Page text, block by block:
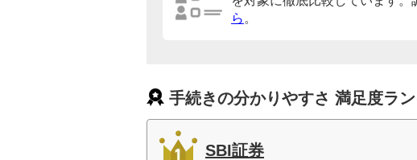
ら 。
手続きの分かりやすさ 満足度ラ
SBI証券